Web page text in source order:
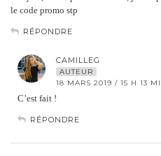
le code promo stp
RÉPONDRE
CAMILLEG
AUTEUR
18 MARS 2019 / 15 H 13
C’est fait !
RÉPONDRE